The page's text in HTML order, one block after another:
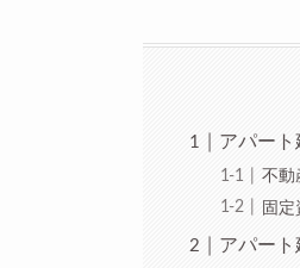
アパー
不動
固
アパー